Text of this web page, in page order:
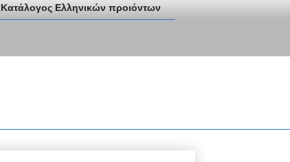
Κατάλογος Ελληνικών προιόντων